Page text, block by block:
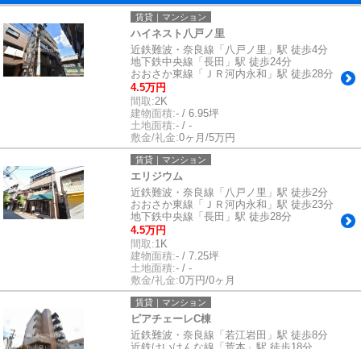
賃貸｜マンション
ハイネスト八戸ノ里
近鉄難波・奈良線「八戸ノ里」駅 徒歩4分
地下鉄中央線「長田」駅 徒歩24分
おおさか東線「ＪＲ河内永和」駅 徒歩28分
4.5万円
間取:2K
建物面積:- / 6.95坪
土地面積:- / -
敷金/礼金:0ヶ月/5万円
賃貸｜マンション
エリジウム
近鉄難波・奈良線「八戸ノ里」駅 徒歩2分
おおさか東線「ＪＲ河内永和」駅 徒歩23分
地下鉄中央線「長田」駅 徒歩28分
4.5万円
間取:1K
建物面積:- / 7.25坪
土地面積:- / -
敷金/礼金:0万円/0ヶ月
賃貸｜マンション
ピアチェーレC棟
近鉄難波・奈良線「若江岩田」駅 徒歩8分